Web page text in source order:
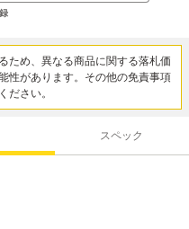
ため、異なる商品に関する落札価
性があります。その他の免責事項
ださい。
スペック